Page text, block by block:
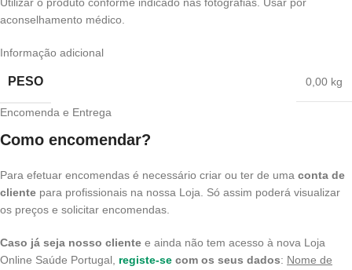
Utilizar o produto conforme indicado nas fotografias. Usar por
aconselhamento médico.
Informação adicional
PESO 0,00 kg
Encomenda e Entrega
Como encomendar?
Para efetuar encomendas é necessário criar ou ter de uma conta de
cliente para profissionais na nossa Loja. Só assim poderá visualizar
os preços e solicitar encomendas.
Caso já seja nosso cliente e ainda não tem acesso à nova Loja
Online Saúde Portugal, registe-se com os seus dados: Nome de